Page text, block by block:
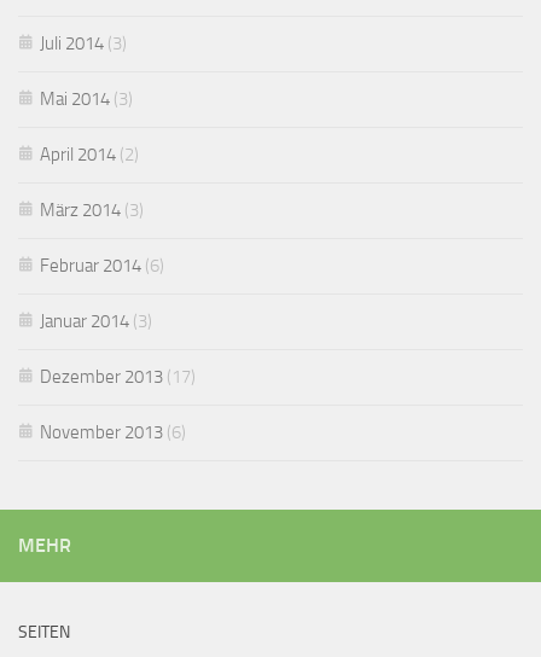
Juli 2014 (3)
Mai 2014 (3)
April 2014 (2)
März 2014 (3)
Februar 2014 (6)
Januar 2014 (3)
Dezember 2013 (17)
November 2013 (6)
MEHR
SEITEN